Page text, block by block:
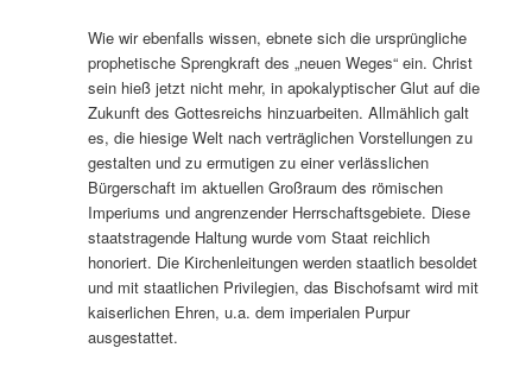
Wie wir ebenfalls wissen, ebnete sich die ursprüngliche
prophetische Sprengkraft des „neuen Weges“ ein. Christ
sein hieß jetzt nicht mehr, in apokalyptischer Glut auf die
Zukunft des Gottesreichs hinzuarbeiten. Allmählich galt
es, die hiesige Welt nach verträglichen Vorstellungen zu
gestalten und zu ermutigen zu einer verlässlichen
Bürgerschaft im aktuellen Großraum des römischen
Imperiums und angrenzender Herrschaftsgebiete. Diese
staatstragende Haltung wurde vom Staat reichlich
honoriert. Die Kirchenleitungen werden staatlich besoldet
und mit staatlichen Privilegien, das Bischofsamt wird mit
kaiserlichen Ehren, u.a. dem imperialen Purpur
ausgestattet.